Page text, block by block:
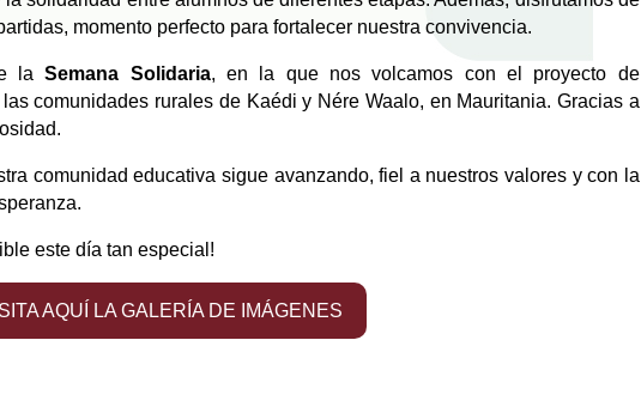
momento perfecto para fortalecer nuestra convivencia.
laSemana Solidaria, en la que nos volcamos con el proyecto de
comunidades rurales de Kaédi y Nére Waalo, en Mauritania. Gracias a
comunidad educativa sigue avanzando, fiel a nuestros valores y con la
este día tan especial!
AQUÍ LA GALERÍA DE IMÁGENES